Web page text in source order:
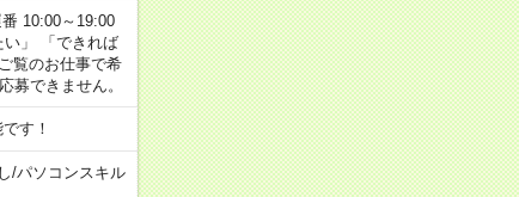
10:00～19:00
」 「できれば
覧のお仕事で希
募できません。
す！
/パソコンスキル